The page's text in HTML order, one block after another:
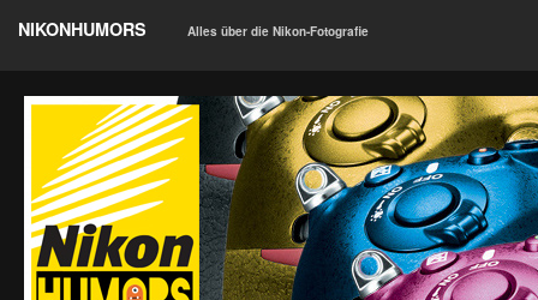
NIKONHUMORS Alles über die Nikon-Fotografie